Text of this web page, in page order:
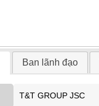
Ban lãnh đạo
T&T GROUP JSC